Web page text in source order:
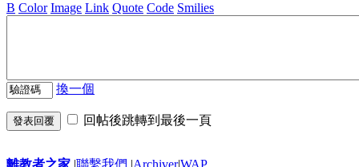
B Color Image Link Quote Code Smilies
換一個
發表回覆 回帖後跳轉到最後一頁